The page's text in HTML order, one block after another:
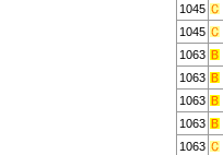
1045
1045
1063
1063
1063
1063
1063